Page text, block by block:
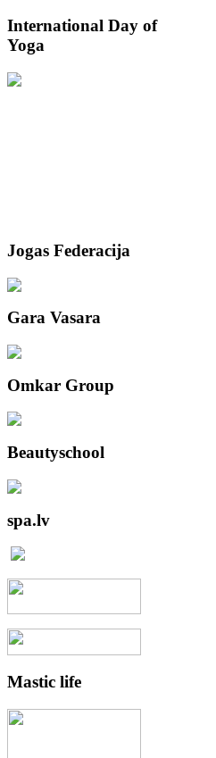
International Day of
Yoga
Jogas Federacija
Gara Vasara
Omkar Group
Beautyschool
spa.lv
Mastic life